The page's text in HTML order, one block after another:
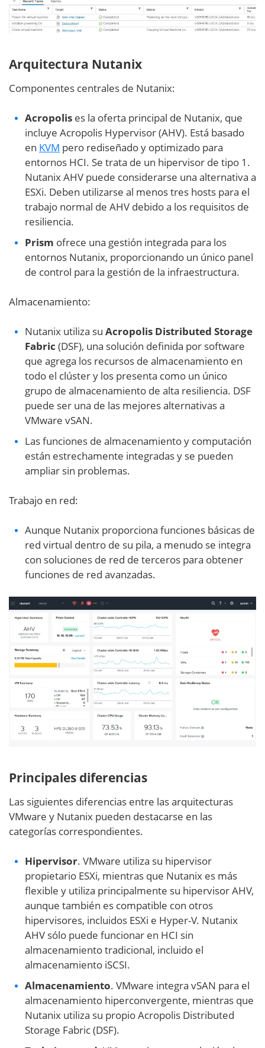
Arquitectura Nutanix
Componentes centrales de Nutanix:
Acropolis es la oferta principal de Nutanix, que
incluye Acropolis Hypervisor (AHV). Está basado
en KVM pero rediseñado y optimizado para
entornos HCI. Se trata de un hipervisor de tipo 1.
Nutanix AHV puede considerarse una alternativa a
ESXi. Deben utilizarse al menos tres hosts para el
trabajo normal de AHV debido a los requisitos de
resiliencia.
Prism ofrece una gestión integrada para los
entornos Nutanix, proporcionando un único panel
de control para la gestión de la infraestructura.
Almacenamiento:
Nutanix utiliza su Acropolis Distributed Storage
Fabric (DSF), una solución definida por software
que agrega los recursos de almacenamiento en
todo el clúster y los presenta como un único
grupo de almacenamiento de alta resiliencia. DSF
puede ser una de las mejores alternativas a
VMware vSAN.
Las funciones de almacenamiento y computación
están estrechamente integradas y se pueden
ampliar sin problemas.
Trabajo en red:
Aunque Nutanix proporciona funciones básicas de
red virtual dentro de su pila, a menudo se integra
con soluciones de red de terceros para obtener
funciones de red avanzadas.
Principales diferencias
Las siguientes diferencias entre las arquitecturas
VMware y Nutanix pueden destacarse en las
categorías correspondientes.
Hipervisor. VMware utiliza su hipervisor
propietario ESXi, mientras que Nutanix es más
flexible y utiliza principalmente su hipervisor AHV,
aunque también es compatible con otros
hipervisores, incluidos ESXi e Hyper-V. Nutanix
AHV sólo puede funcionar en HCI sin
almacenamiento tradicional, incluido el
almacenamiento iSCSI.
Almacenamiento. VMware integra vSAN para el
almacenamiento hiperconvergente, mientras que
Nutanix utiliza su propio Acropolis Distributed
Storage Fabric (DSF).